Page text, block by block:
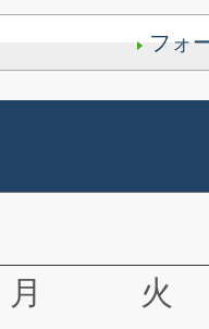
フォ
月 火